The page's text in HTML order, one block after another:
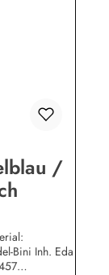
/
Bini Inh. Eda